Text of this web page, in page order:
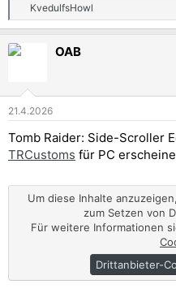
e
k
e
:
KvedulfsHowl
OAB
21.4.2026
Tomb Raider: Side-Scroller
TRCustoms für PC
Um diese Inhalte
zum Setzen von
Für weitere Informationen
Drittanbieter-